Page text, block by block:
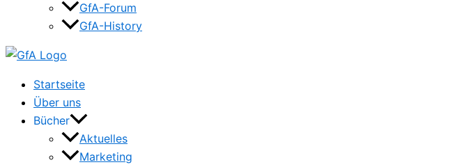
GfA-Forum
GfA-History
Startseite
Über uns
Bücher
Aktuelles
Marketing